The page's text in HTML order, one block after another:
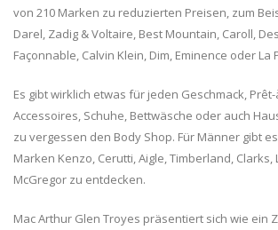
von 210 Marken zu reduzierten Preisen, zum
Darel, Zadig & Voltaire, Best Mountain, Caroll,
Façonnable, Calvin Klein, Dim, Eminence oder La
Es gibt wirklich etwas für jeden Geschmack,
Accessoires, Schuhe, Bettwäsche oder auch
zu vergessen den Body Shop. Für Männer gibt
Marken Kenzo, Cerutti, Aigle, Timberland, Clarks,
McGregor zu entdecken.
Mac Arthur Glen Troyes präsentiert sich wie ein